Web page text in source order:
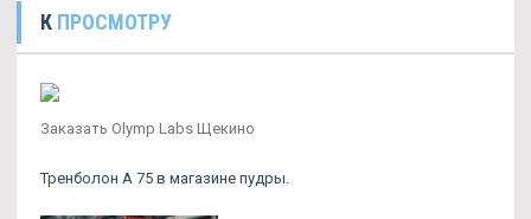
К ПРОСМОТРУ
Заказать Olymp Labs Щекино
Тренболон A 75 в магазине пудры.